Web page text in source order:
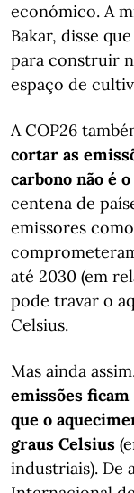
económico. A
Bakar, disse
para construir
espaço de
A COP26
cortar as
carbono não é
centena de
emissores
até 2030 (em
pode travar o
Celsius.
Mas ainda
emissões
que o
graus Celsius
industriais). De